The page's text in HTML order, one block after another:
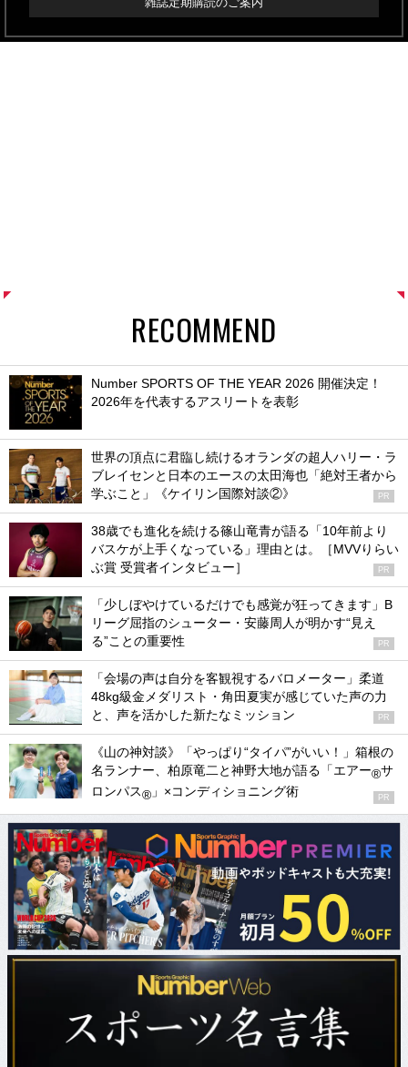
RECOMMEND
Number SPORTS OF THE YEAR 2026 開催決定！
2026年を代表するアスリートを表彰
世界の頂点に君臨し続けるオランダの超人ハリー・ラ
ブレイセンと日本のエースの太田海也「絶対王者から
学ぶこと」《ケイリン国際対談②》
PR
38歳でも進化を続ける篠山竜青が語る「10年前より
バスケが上手くなっている」理由とは。［MVVりらい
ぶ賞 受賞者インタビュー］
PR
「少しぼやけているだけでも感覚が狂ってきます」B
リーグ屈指のシューター・安藤周人が明かす“見え
る”ことの重要性
PR
「会場の声は自分を客観視するバロメーター」柔道
48kg級金メダリスト・角田夏実が感じていた声の力
と、声を活かした新たなミッション
PR
《山の神対談》「やっぱり“タイパ”がいい！」箱根の
名ランナー、柏原竜二と神野大地が語る「エアー®サ
ロンパス® 」×コンディショニング術 PR